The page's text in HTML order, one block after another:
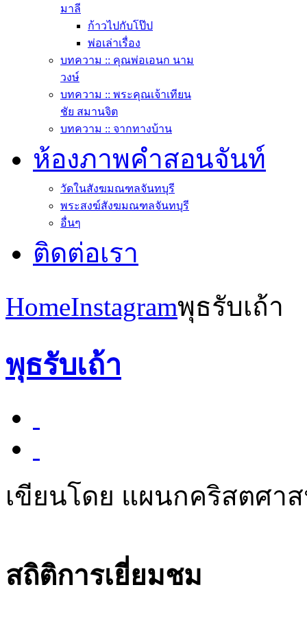
มาลี
ก้าวไปกับโป๊ป
พ่อเล่าเรื่อง
บทความ :: คุณพ่อเอนก นาม
วงษ์
บทความ :: พระคุณเจ้าเทียน
ชัย สมานจิต
บทความ :: จากทางบ้าน
ห้องภาพคำสอนจันท์
วัดในสังฆมณฑลจันทบุรี
พระสงฆ์สังฆมณฑลจันทบุรี
อื่นๆ
ติดต่อเรา
HomeInstagramพุธรับเถ้า
พุธรับเถ้า
เขียนโดย แผนกคริสตศา
สถิติการเยี่ยมชม